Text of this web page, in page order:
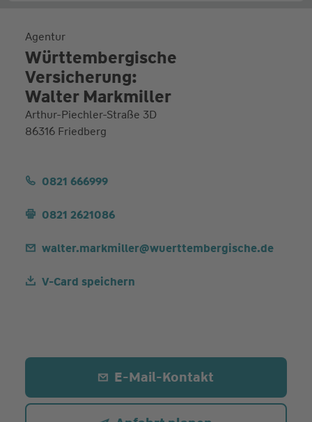
Agentur
Württembergische
Versicherung:
Walter Markmiller
Arthur-Piechler-Straße 3D
86316 Friedberg
0821 666999
0821 2621086
walter.markmiller@wuerttembergische.de
V-Card speichern
E-Mail-Kontakt